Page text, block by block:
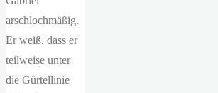
arschlochmäßig.
Er weiß, dass er
teilweise unter
die Gürtellinie